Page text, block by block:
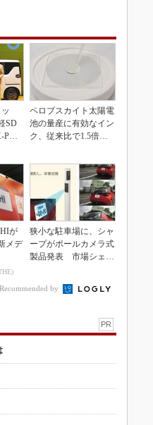
SD
ペロブスカイト太陽電
池の量産に有効なイン
ク、従来比で1.5倍の
が
メデ
狭小な駐車場に、シャ
ープがポールカメラ式
製品発表 市場シェア
Recommended by
PR